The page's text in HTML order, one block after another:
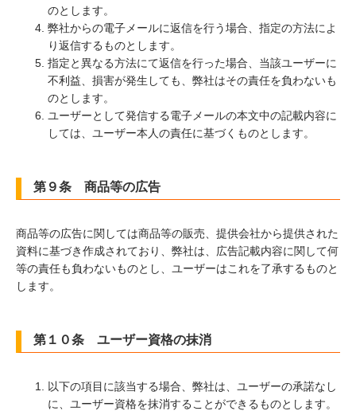
のとします。
弊社からの電子メールに返信を行う場合、指定の方法によ
り返信するものとします。
指定と異なる方法にて返信を行った場合、当該ユーザーに
不利益、損害が発生しても、弊社はその責任を負わないも
のとします。
ユーザーとして発信する電子メールの本文中の記載内容に
しては、ユーザー本人の責任に基づくものとします。
第９条 商品等の広告
商品等の広告に関しては商品等の販売、提供会社から提供された
資料に基づき作成されており、弊社は、広告記載内容に関して何
等の責任も負わないものとし、ユーザーはこれを了承するものと
します。
第１０条 ユーザー資格の抹消
以下の項目に該当する場合、弊社は、ユーザーの承諾なし
に、ユーザー資格を抹消することができるものとします。